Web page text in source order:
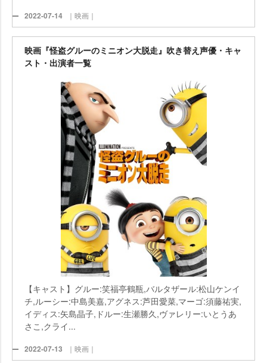
2022-07-14 ｜映画｜
映画『怪盗グルーのミニオン大脱走』吹き替え声優・キャ
スト・出演者一覧
【キャスト】グルー:笑福亭鶴瓶,バルタザール:松山ケンイ
チ,ルーシー:中島美嘉,アグネス:芦田愛菜,マーゴ:須藤祐実,
イディス:矢島晶子,ドルー:生瀬勝久,ヴァレリー:いとうあ
さこ,クライ...
2022-07-13 ｜映画｜